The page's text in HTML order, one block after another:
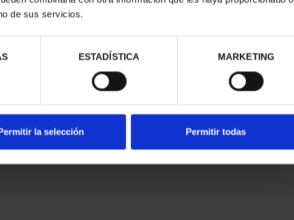
de sus servicios.
ESTADÍSTICA MARKETING
la selección Permitir todas